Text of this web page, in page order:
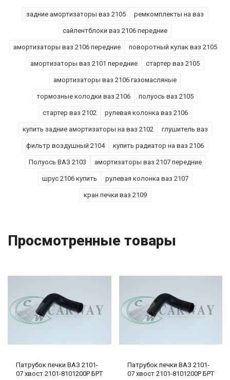
задние амортизаторы ваз 2105 ремкомплекты на ваз
сайлентблоки ваз 2106 передние
амортизаторы ваз 2106 передние поворотный кулак ваз 2105
амортизаторы ваз 2101 передние стартер ваз 2105
амортизаторы ваз 2106 газомасляные
тормозные колодки ваз 2106 полуось ваз 2105
стартер ваз 2102 рулевая колонка ваз 2106
купить задние амортизаторы на ваз 2102 глушитель ваз
фильтр воздушный 2104 купить радиатор на ваз 2106
Полуось ВАЗ 2103 амортизаторы ваз 2107 передние
шрус 2106 купить рулевая колонка ваз 2107
кран печки ваз 2109
Просмотренные товары
Патрубок печки ВАЗ 2101-
07 хвост 2101-8101200Р БРТ
Патрубок печки ВАЗ 2101-
07 хвост 2101-8101200Р БРТ